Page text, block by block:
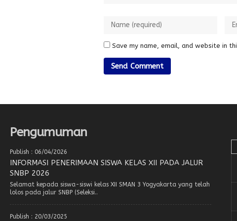
Save my name, email, and website in
Pengumuman
Publish : 06/04/2026
INFORMASI PENERIMAAN SISWA KELAS XII PADA JALUR
SNBP 2026
Selamat kepada siswa-siswi kelas XII SMAN 3 Yogyakarta yang telah
lolos pada jalur SNBP (Seleksi..
Publish : 20/03/2025